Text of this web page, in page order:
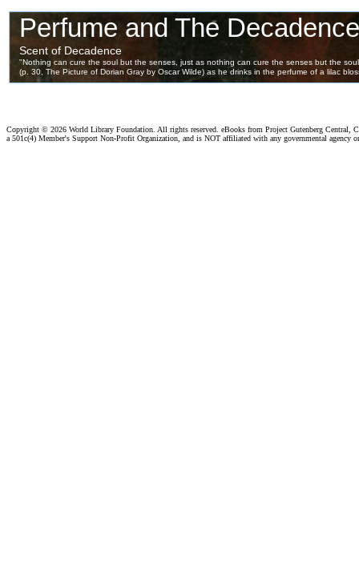
Copyright © 2026 World Library Foundation. All rights reserved. eBooks from Project Gutenberg Central,
a 501c(4) Member's Support Non-Profit Organization, and is NOT affiliated with any governmental agency